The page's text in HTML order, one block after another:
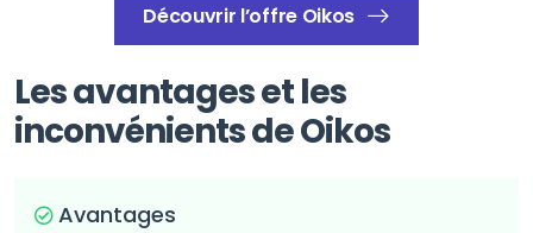
Découvrir l’offre Oikos
Les avantages et les
inconvénients de Oikos
Avantages